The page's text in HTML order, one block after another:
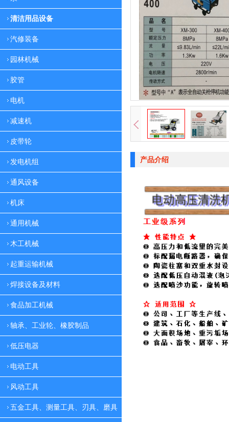
清洁用品设备
汽修装备
园林机械
胶管
电机
减速机
皮带轮
发电机组
通风设备
机床
通用机械
木工机械
起重运输机械
焊接设备及材料
食品加工机械
轴承、工业轮、橡胶制品
低压电器
电动工具
风动工具
五金工具、测量工具、刃具、磨具
产品介绍